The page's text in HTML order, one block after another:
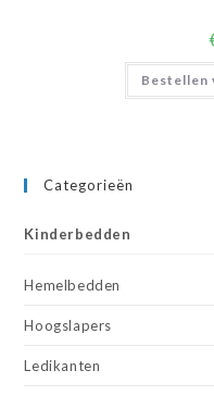
Bestellen
Categorieën
Kinderbedden
Hemelbedden
Hoogslapers
Ledikanten